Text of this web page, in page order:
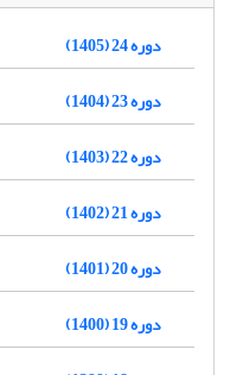
دوره 24 (1405)
دوره 23 (1404)
دوره 22 (1403)
دوره 21 (1402)
دوره 20 (1401)
دوره 19 (1400)